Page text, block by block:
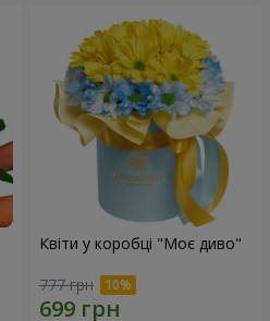
Квіти у коробці "Моє диво"
777 грн